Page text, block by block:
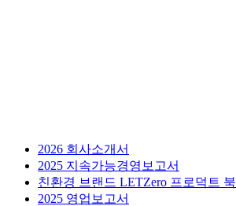
2026 회사소개서
2025 지속가능경영보고서
친환경 브랜드 LETZero 프로덕트 북
2025 영업보고서